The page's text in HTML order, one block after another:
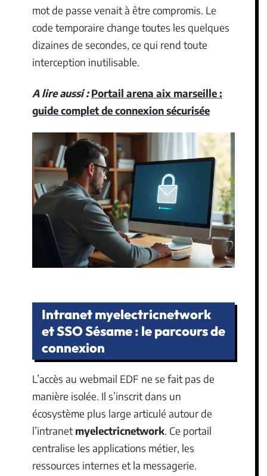
mot de passe venait à être compromis. Le
code temporaire change toutes les quelques
dizaines de secondes, ce qui rend toute
interception inutilisable.
A lire aussi : Portail arena aix marseille :
guide complet de connexion sécurisée
Intranet myelectricnetwork
et SSO Sésame : le parcours de
connexion
L’accès au webmail EDF ne se fait pas de
manière isolée. Il s’inscrit dans un
écosystème plus large articulé autour de
l’intranet myelectricnetwork. Ce portail
centralise les applications métier, les
ressources internes et la messagerie.